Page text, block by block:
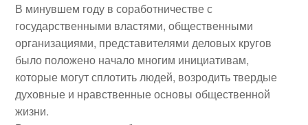
В минувшем году в соработничестве с
государственными властями, общественными
организациями, представителями деловых кругов
было положено начало многим инициативам,
которые могут сплотить людей, возродить твердые
духовные и нравственные основы общественной
жизни.